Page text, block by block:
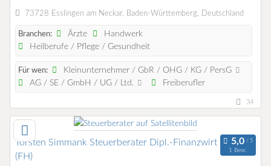
73728 Esslingen am Neckar, Baden-Württemberg, Deutschland
Branchen: Ärzte
Handwerk
Heilberufe / Pflege / Gesundheit
Für wen:
Kleinunternehmer / GbR / OHG / KG / PersG
AG / SE / GmbH / UG / Ltd.
Freiberufler
34
Torsten Simmank Steuerberater Dipl.-Finanzwirt
(FH)
1 Bew.